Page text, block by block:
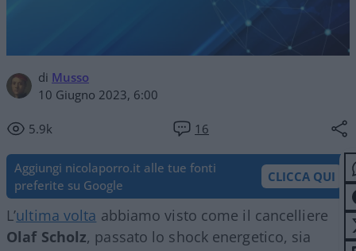
di Musso
10 Giugno 2023, 6:00
5.9k 16
Aggiungi nicolaporro.it alle tue fonti
preferite su Google
CLICCA QUI
L’ultima volta abbiamo visto come il cancelliere
Olaf Scholz, passato lo shock energetico, sia